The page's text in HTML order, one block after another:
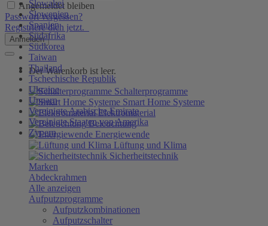
Slowakei
Slowenien
Spanien
Südafrika
Südkorea
Taiwan
Thailand
Tschechische Republik
Ukraine
Ungarn
Vereinigte Arabische Emirate
Vereinigte Staaten von Amerika
Zypern
Angemeldet bleiben
Passwort vergessen?
Registriere dich jetzt.
Anmelden
Der Warenkorb ist leer.
Schalterprogramme
Smart Home Systeme
Elektromaterial
Beleuchtung
Energiewende
Lüftung und Klima
Sicherheitstechnik
Marken
Abdeckrahmen
Alle anzeigen
Aufputzprogramme
Aufputzkombinationen
Aufputzschalter